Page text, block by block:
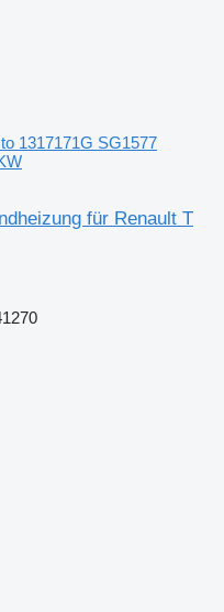
1317171G SG1577
für Renault T